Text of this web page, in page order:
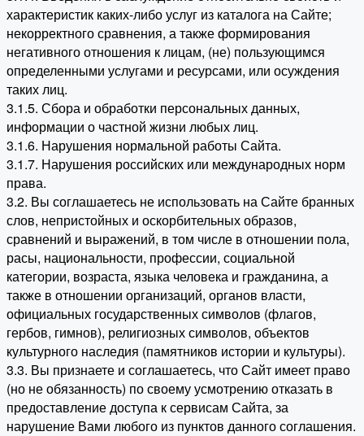
характеристик каких-либо услуг из каталога на Сайте;
некорректного сравнения, а также формирования
негативного отношения к лицам, (не) пользующимся
определенными услугами и ресурсами, или осуждения
таких лиц.
3.1.5. Сбора и обработки персональных данных,
информации о частной жизни любых лиц.
3.1.6. Нарушения нормальной работы Сайта.
3.1.7. Нарушения российских или международных норм
права.
3.2. Вы соглашаетесь не использовать на Сайте бранных
слов, непристойных и оскорбительных образов,
сравнений и выражений, в том числе в отношении пола,
расы, национальности, профессии, социальной
категории, возраста, языка человека и гражданина, а
также в отношении организаций, органов власти,
официальных государственных символов (флагов,
гербов, гимнов), религиозных символов, объектов
культурного наследия (памятников истории и культуры).
3.3. Вы признаете и соглашаетесь, что Сайт имеет право
(но не обязанность) по своему усмотрению отказать в
предоставление доступа к сервисам Сайта, за
нарушение Вами любого из пунктов данного соглашения.